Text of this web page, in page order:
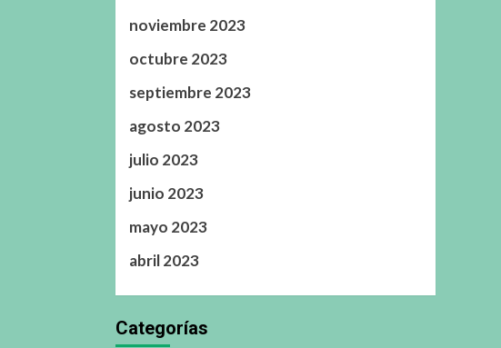
noviembre 2023
octubre 2023
septiembre 2023
agosto 2023
julio 2023
junio 2023
mayo 2023
abril 2023
Categorías